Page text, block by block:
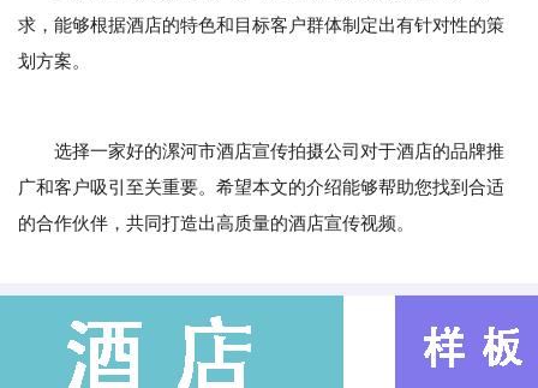
求，能够根据酒店的特色和目标客户群体制定出有针对性的策
划方案。
选择一家好的漯河市酒店宣传拍摄公司对于酒店的品牌推
广和客户吸引至关重要。希望本文的介绍能够帮助您找到合适
的合作伙伴，共同打造出高质量的酒店宣传视频。